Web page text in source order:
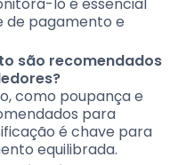
de pagamento e
são recomendados
como poupança e
para
é chave para
equilibrada.